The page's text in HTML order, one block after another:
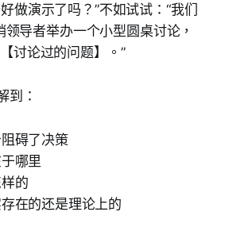
做演示了吗？”不如试试：“我们
导者举办一个小型圆桌讨论，
讨论过的问题】。”
到：
碍了决策
哪里
的
在的还是理论上的